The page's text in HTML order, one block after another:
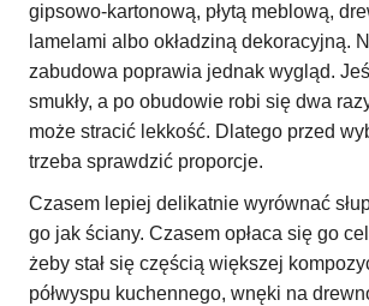
gipsowo-kartonową, płytą meblową,
lamelami albo okładziną dekoracyjną.
zabudowa poprawia jednak wygląd.
smukły, a po obudowie robi się dwa
może stracić lekkość. Dlatego przed
trzeba sprawdzić proporcje.
Czasem lepiej delikatnie wyrównać
go jak ściany. Czasem opłaca się go
żeby stał się częścią większej
półwyspu kuchennego, wnęki na